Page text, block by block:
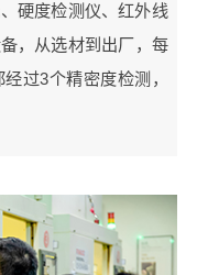
硬度检测仪、红外线
，从选材到出厂，每
过3个精密度检测，